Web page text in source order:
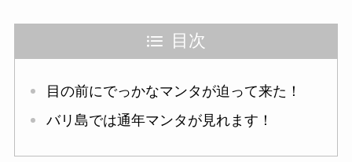
目次
目の前にでっかなマンタが迫って来た！
バリ島では通年マンタが見れます！